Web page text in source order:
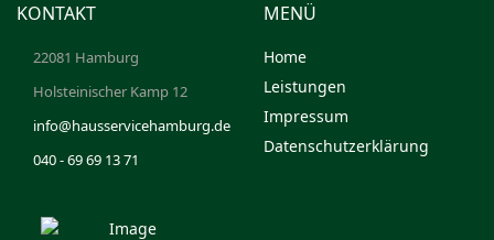
KONTAKT
22081 Hamburg
Holsteinischer Kamp 12
info@hausservicehamburg.de
040 - 69 69 13 71
MENÜ
Home
Leistungen
Impressum
Datenschutzerklärung